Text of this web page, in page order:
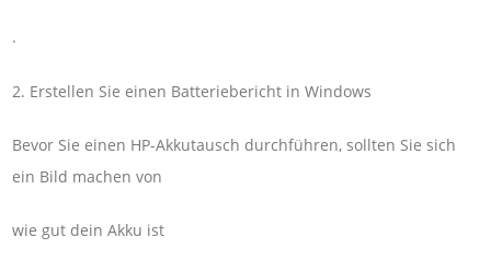
.
2. Erstellen Sie einen Batteriebericht in Windows
Bevor Sie einen HP-Akkutausch durchführen, sollten Sie sich
ein Bild machen von
wie gut dein Akku ist